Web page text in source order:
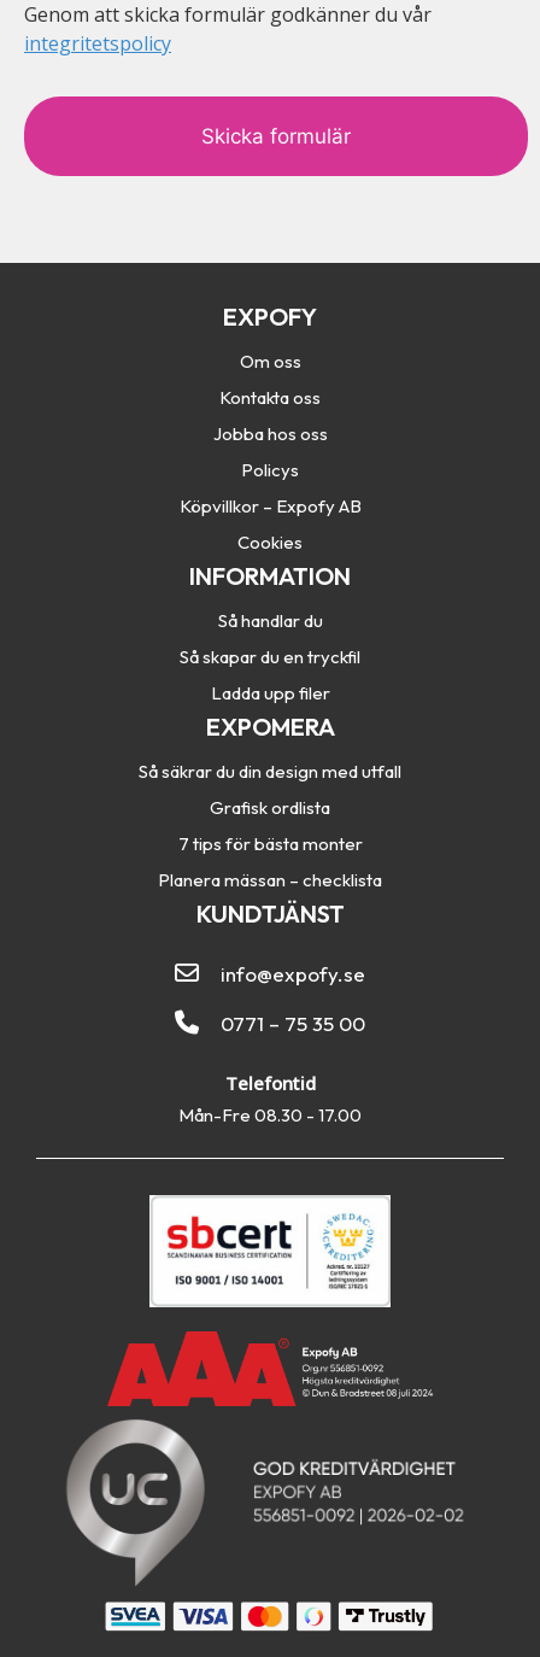
Genom att skicka formulär godkänner du vår
integritetspolicy
a
p
t
EXPOFY
Om oss
Kontakta oss
Jobba hos oss
Policys
Köpvillkor – Expofy AB
Cookies
INFORMATION
Så handlar du
Så skapar du en tryckfil
Ladda upp filer
EXPOMERA
Så säkrar du din design med utfall
Grafisk ordlista
7 tips för bästa monter
Planera mässan – checklista
KUNDTJÄNST
info@expofy.se
0771 – 75 35 00
Telefontid
Mån-Fre 08.30 - 17.00